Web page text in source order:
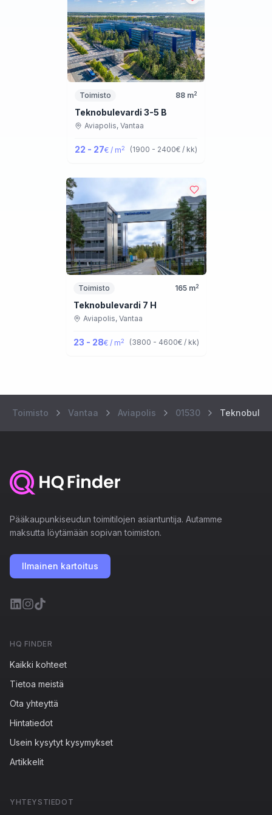
Toimisto 88 m2
Teknobulevardi 3-5 B
Aviapolis, Vantaa
22 - 27€ / m2 (1900 - 2400€ / kk)
Toimisto 165m2
Teknobulevardi 7 H
Aviapolis, Vantaa
23 - 28€ / m2 (3800 - 4600€ / kk)
Toimisto Vantaa Aviapolis 01530
Pääkaupunkiseudun toimitilojen asiantuntija. Autamme
maksutta löytämään sopivan toimiston.
Ilmainen kartoitus
HQ FINDER
Kaikki kohteet
Tietoa meistä
Ota yhteyttä
Hintatiedot
Usein kysytyt kysymykset
Artikkelit
YHTEYSTIEDOT